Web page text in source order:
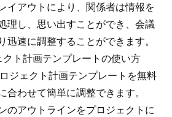
イアウトにより、関係者は情報を
理し、思い出すことができ、会議
迅速に調整することができます。
ト計画テンプレートの使い方
ジェクト計画テンプレートを無料
合わせて簡単に調整できます。
のアウトラインをプロジェクトに